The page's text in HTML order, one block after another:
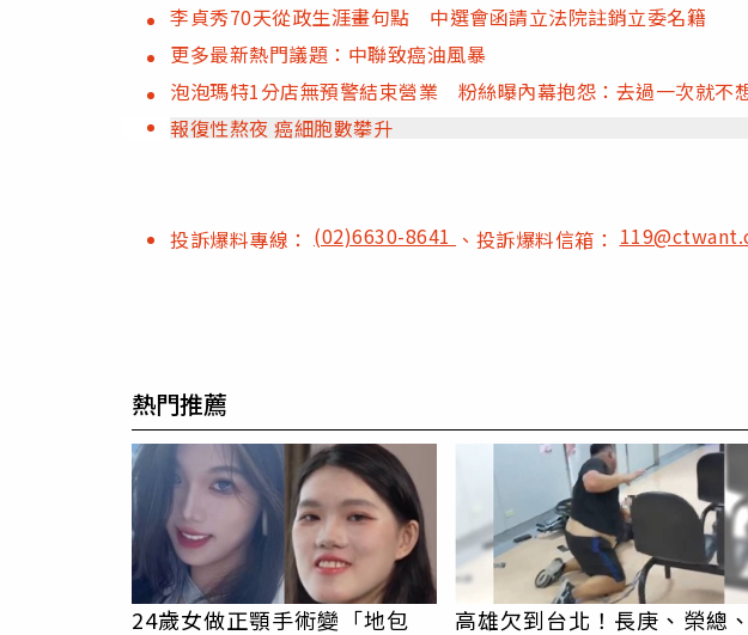
李貞秀70天從政生涯畫句點 中選會函請立法院註銷立委名籍
更多最新熱門議題：中聯致癌油風暴
泡泡瑪特1分店無預警結束營業 粉絲曝內幕抱怨：去過一次就不
報復性熬夜 癌細胞數攀升
投訴爆料專線： (02)6630-8641 、投訴爆料信箱：
熱門推薦
24歲女做正顎手術變「地包
高雄欠到台北！長庚、榮總、